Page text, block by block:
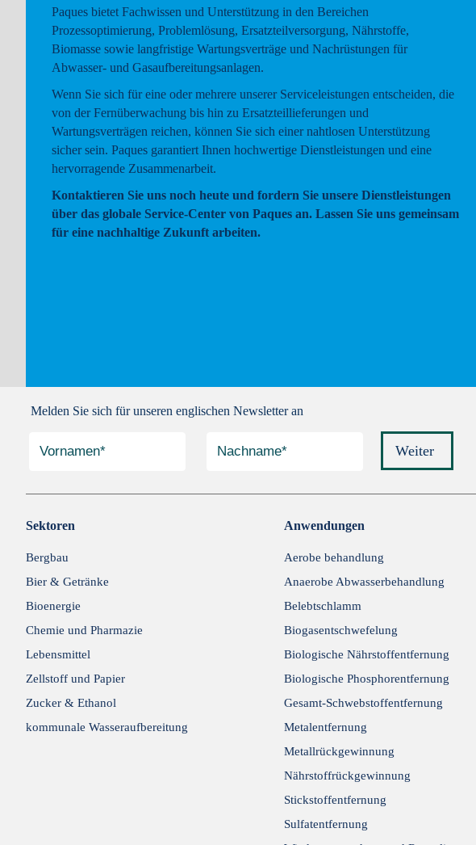
Paques bietet Fachwissen und Unterstützung in den Bereichen
Prozessoptimierung, Problemlösung, Ersatzteilversorgung, Nährstoffe,
Biomasse sowie langfristige Wartungsverträge und Nachrüstungen für
Abwasser- und Gasaufbereitungsanlagen.
Wenn Sie sich für eine oder mehrere unserer Serviceleistungen entscheiden, die
von der Fernüberwachung bis hin zu Ersatzteillieferungen und
Wartungsverträgen reichen, können Sie sich einer nahtlosen Unterstützung
sicher sein. Paques garantiert Ihnen hochwertige Dienstleistungen und eine
hervorragende Zusammenarbeit.
Kontaktieren Sie uns noch heute und fordern Sie unsere Dienstleistungen
über das globale Service-Center von Paques an. Lassen Sie uns gemeinsam
für eine nachhaltige Zukunft arbeiten.
Melden Sie sich für unseren englischen Newsletter an
Weiter
Sektoren
Bergbau
Bier & Getränke
Bioenergie
Chemie und Pharmazie
Lebensmittel
Zellstoff und Papier
Zucker & Ethanol
kommunale Wasseraufbereitung
Anwendungen
Aerobe behandlung
Anaerobe Abwasserbehandlung
Belebtschlamm
Biogasentschwefelung
Biologische Nährstoffentfernung
Biologische Phosphorentfernung
Gesamt-Schwebstoffentfernung
Metalentfernung
Metallrückgewinnung
Nährstoffrückgewinnung
Stickstoffentfernung
Sulfatentfernung